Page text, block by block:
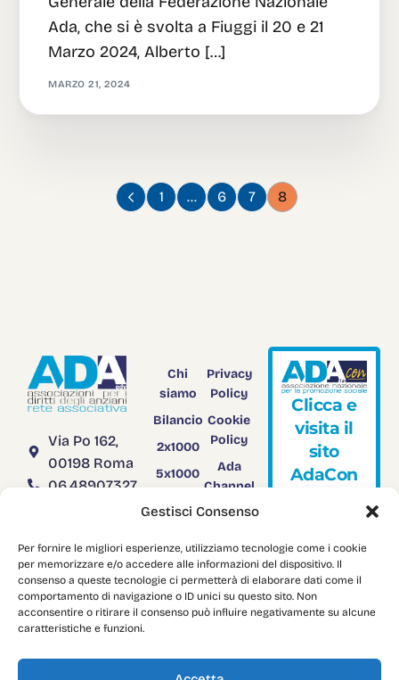
Gestisci Consenso
Per fornire le migliori esperienze, utilizziamo tecnologie come i cookie
per memorizzare e/o accedere alle informazioni del dispositivo. Il
consenso a queste tecnologie ci permetterà di elaborare dati come il
comportamento di navigazione o ID unici su questo sito. Non
acconsentire o ritirare il consenso può influire negativamente su alcune
caratteristiche e funzioni.
Ada, che si è svolta a Fiuggi il 20 e 21
Marzo 2024, Alberto […]
MARZO 21, 2024
1 … 6 7 8
Via Po 162,
00198 Roma
06.48907327
segreteria@adanazionale.it
C.F.
03958751004
Chi
siamo
Bilancio
2x1000
5x1000
5x1000
Privacy
Policy
Cookie
Policy
Ada
Channel
TV
Download
Clicca e
visita il
sito
AdaCon